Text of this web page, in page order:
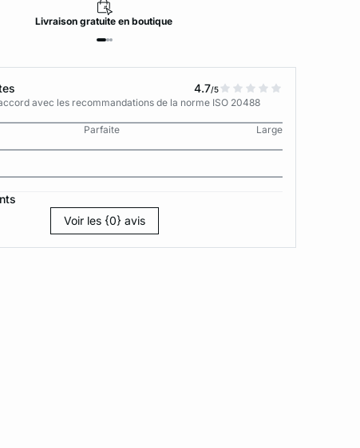
Livraison gratuite en boutique
4.7/5
avec les recommandations de la norme ISO 20488
Parfaite
Large
Voir les {0} avis